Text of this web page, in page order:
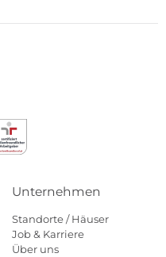
Unternehmen
Standorte / Häuser
Job & Karriere
Über uns